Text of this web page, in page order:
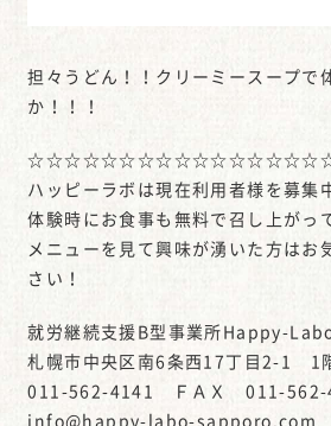
担々うどん！！クリーミースープで
か！！！
ハッピーラボは現在利用者様を募集
体験時にお食事も無料で召し上がっ
メニューを見て興味が湧いた方はお
さい！
就労継続支援B型事業所Happy-
札幌市中央区南6条西17丁目2-1 1
011-562-4141 ＦＡＸ 011-562-
info@happy-labo-sapporo.com